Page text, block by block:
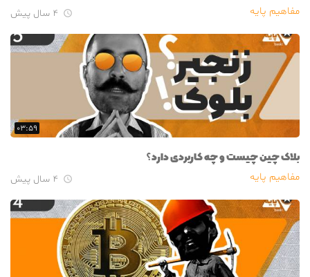
مفاهیم پایه ۴ سال پیش 
۰۳:۵۹
بلاک چین چیست و چه کاربردی دارد؟
مفاهیم پایه ۴ سال پیش 